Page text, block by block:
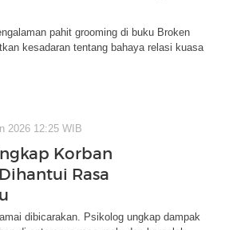
pahit grooming di buku Broken
kesadaran tentang bahaya relasi kuasa
2026 12:25 WIB
Korban
Rasa
dibicarakan. Psikolog ungkap dampak